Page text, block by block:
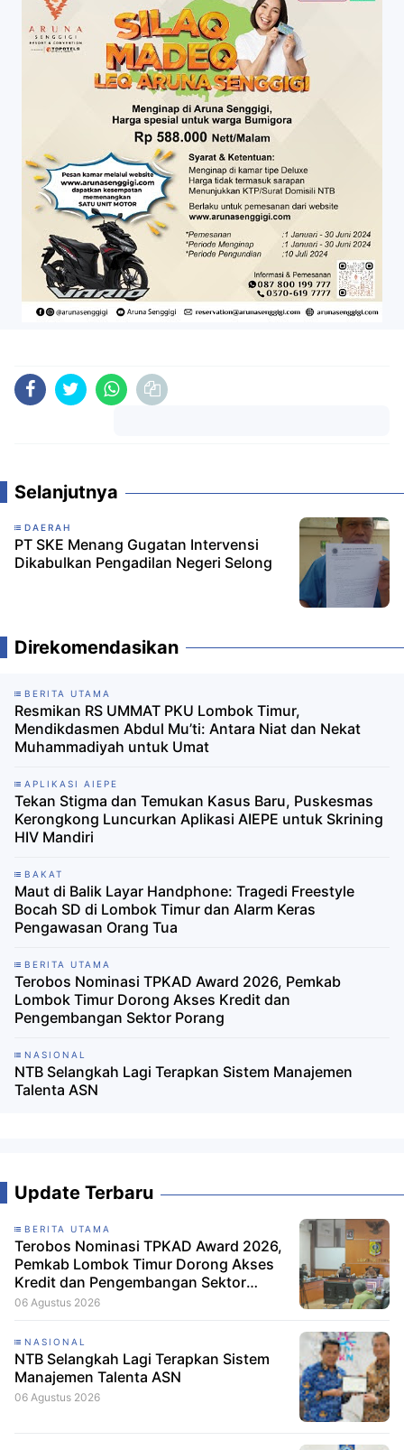
Selanjutnya
DAERAH
PT SKE Menang Gugatan Intervensi
Dikabulkan Pengadilan Negeri Selong
Direkomendasikan
BERITA UTAMA
Resmikan RS UMMAT PKU Lombok Timur,
Mendikdasmen Abdul Mu’ti: Antara Niat dan Nekat
Muhammadiyah untuk Umat
APLIKASI AIEPE
Tekan Stigma dan Temukan Kasus Baru, Puskesmas
Kerongkong Luncurkan Aplikasi AIEPE untuk Skrining
HIV Mandiri
BAKAT
Maut di Balik Layar Handphone: Tragedi Freestyle
Bocah SD di Lombok Timur dan Alarm Keras
Pengawasan Orang Tua
BERITA UTAMA
Terobos Nominasi TPKAD Award 2026, Pemkab
Lombok Timur Dorong Akses Kredit dan
Pengembangan Sektor Porang
NASIONAL
NTB Selangkah Lagi Terapkan Sistem Manajemen
Talenta ASN
Update Terbaru
BERITA UTAMA
Terobos Nominasi TPKAD Award 2026,
Pemkab Lombok Timur Dorong Akses
Kredit dan Pengembangan Sektor
Porang
06 Agustus 2026
NASIONAL
NTB Selangkah Lagi Terapkan Sistem
Manajemen Talenta ASN
06 Agustus 2026